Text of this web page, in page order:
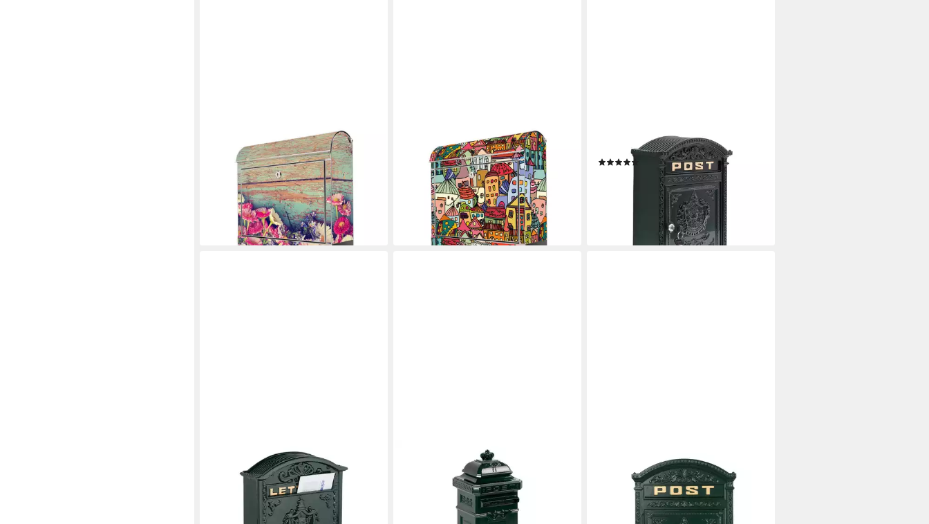
Wandbriefkasten Edelstahl mit Motiv
Blumenpfücken (Wandbriefkasten
groß, mit Zeitungsfach), 38 x 42,5
x12 cm
119,99 €
lieferbar - in 2-3 Werktagen bei dir
Wandbriefkasten Edelstahl mit Motiv
Funky Town (Wandbriefkasten groß,
mit Zeitungsfach), 38 x 42,5 x12 cm
119,99 €
lieferbar - in 2-3 Werktagen bei dir
Briefkasten Antik, grün
99,99 €
lieferbar - in 2-3 Werktagen bei dir
+1
Briefkasten Vintage mit Ornamente,
UVP89,99 €
Standbriefkasten Nostalgischer
Säulen-Briefkasten aus
Gießaluminium, Grün
UVP 327,38 €
Briefkasten Briefkasten Englischer
Postkasten Wandmontage grün
Nostalgie
100,49 €